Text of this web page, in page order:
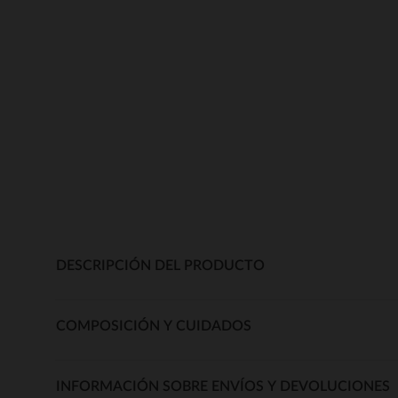
DESCRIPCIÓN DEL PRODUCTO
COMPOSICIÓN Y CUIDADOS
INFORMACIÓN SOBRE ENVÍOS Y DEVOLUCIONES